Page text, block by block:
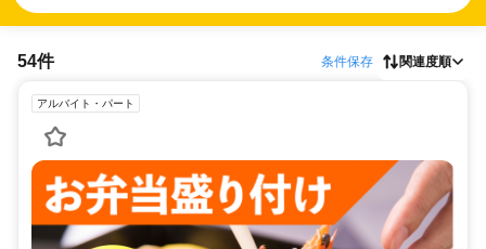
54件 条件保存 関連度順
アルバイト・パート